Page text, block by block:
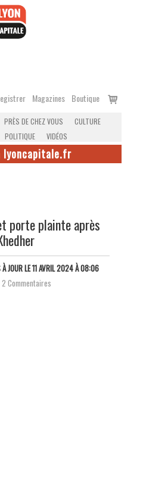
Magazines Boutique
Voir
PRÈS DE CHEZ VOUS
CULTURE
POLITIQUE VIDÉOS
lyoncapitale.fr
porte plainte après
JOUR LE 11 AVRIL 2024 À 08:06
2 Commentaires